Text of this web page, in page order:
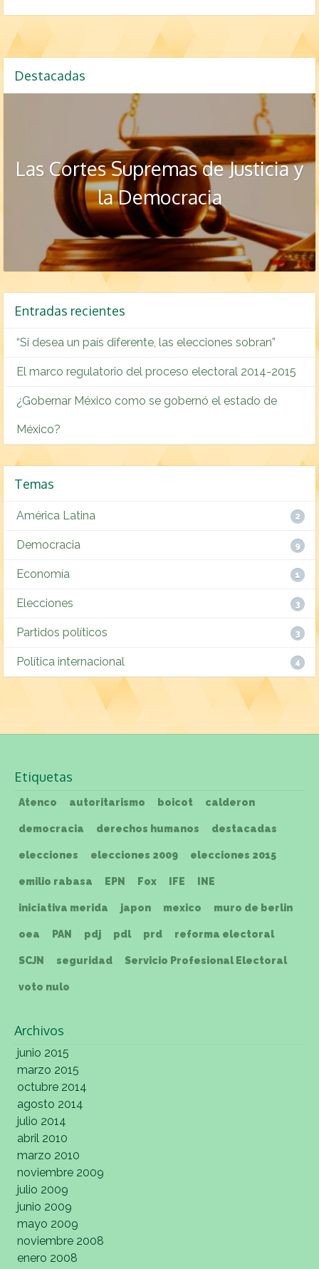
Destacadas
Las Cortes Supremas de Justicia y
la Democracia
Entradas recientes
“Si desea un país diferente, las elecciones sobran”
El marco regulatorio del proceso electoral 2014-2015
¿Gobernar México como se gobernó el estado de
México?
Temas
América Latina 2
Democracia 9
Economía 1
Elecciones 3
Partidos políticos 3
Política internacional 4
Etiquetas
Atenco autoritarismo boicot calderon
democracia derechos humanos destacadas
elecciones elecciones 2009 elecciones 2015
emilio rabasa EPN Fox IFE INE
iniciativa merida japon mexico muro de berlin
oea PAN pdj pdl prd reforma electoral
SCJN seguridad Servicio Profesional Electoral
voto nulo
Archivos
junio 2015
marzo 2015
octubre 2014
agosto 2014
julio 2014
abril 2010
marzo 2010
noviembre 2009
julio 2009
junio 2009
mayo 2009
noviembre 2008
enero 2008